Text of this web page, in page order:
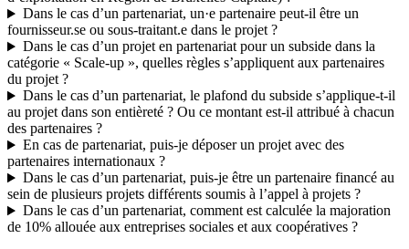
Dans le cas d’un partenariat, un·e partenaire peut-il être un
fournisseur.se ou sous-traitant.e dans le projet ?
Dans le cas d’un projet en partenariat pour un subside dans la
catégorie « Scale-up », quelles règles s’appliquent aux partenaires
du projet ?
Dans le cas d’un partenariat, le plafond du subside s’applique-t-il
au projet dans son entièreté ? Ou ce montant est-il attribué à chacun
des partenaires ?
En cas de partenariat, puis-je déposer un projet avec des
partenaires internationaux ?
Dans le cas d’un partenariat, puis-je être un partenaire financé au
sein de plusieurs projets différents soumis à l’appel à projets ?
Dans le cas d’un partenariat, comment est calculée la majoration
de 10% allouée aux entreprises sociales et aux coopératives ?